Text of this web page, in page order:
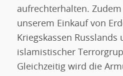
aufrechterhalten.
unserem Einkauf von
Kriegskassen Russlands
islamistischer
Gleichzeitig wird die